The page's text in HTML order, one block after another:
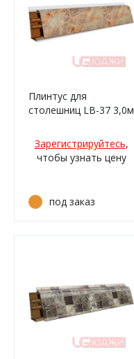
Плинтус для
столешниц LB-37 3,0м
Зарегистрируйтесь,
чтобы узнать цену
под заказ